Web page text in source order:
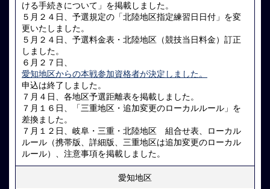
ける手続きについて」を掲載しました。
５月２４日、予選規定の「北陸地区指定練習日日付」を変
更いたしました。
５月２４日、予選料金表・北陸地区（競技当日料金）訂正
しました。
６月２７日、
愛知地区からの本戦参加資格者が決定しました。
申込は終了しました。
７月４日、各地区予選距離表を掲載しました。
７月１６日、「三重地区・追加変更のローカルルール」を
差換ました。
７月１２日、岐阜・三重・北陸地区 組合せ表、ローカル
ルール（携帯版、詳細版、三重地区は追加変更のローカル
ルール）、注意事項を掲載しました。
愛知地区